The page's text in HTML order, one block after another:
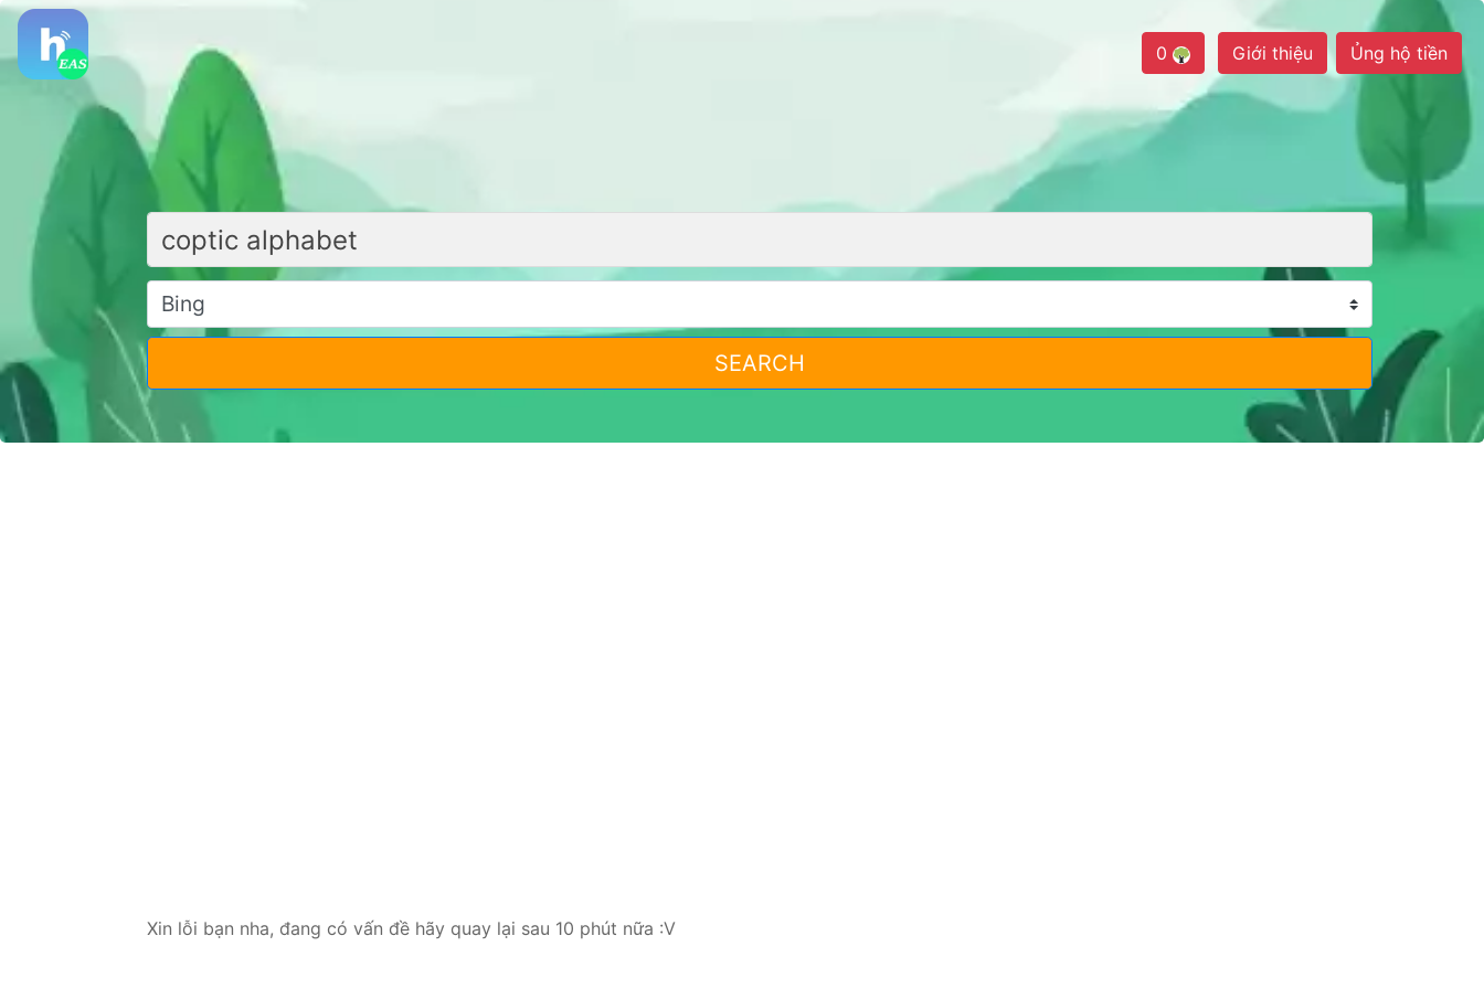
0 Giới thiệu Ủng hộ tiền
SEARCH
Xin lỗi bạn nha, đang có vấn đề hãy quay lại sau 10 phút nữa :V